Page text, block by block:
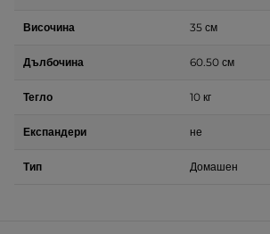
Височина 35 см
Дълбочина 60.50 см
Тегло 10 кг
Експандери не
Тип Домашен